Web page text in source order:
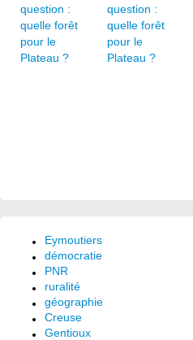
question :
quelle forêt
pour le
Plateau ?
Eymoutiers
démocratie
PNR
ruralité
géographie
Creuse
Gentioux